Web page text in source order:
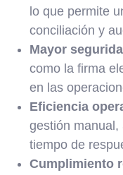
lo que permite
conciliación y
Mayor
como la firma
en las
Eficiencia
gestión manual,
tiempo de
Cumplimiento